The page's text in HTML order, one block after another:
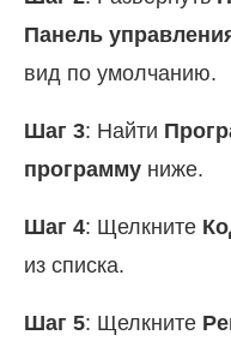
Панель
вид по умолчанию.
Шаг 3: Найти
программу ниже.
Шаг 4: Щелкните
из списка.
Шаг 5: Щелкните